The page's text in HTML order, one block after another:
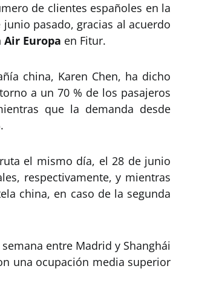
de clientes españoles en la
pasado, gracias al acuerdo
Air Europa en Fitur.
china, Karen Chen, ha dicho
a un 70 % de los pasajeros
que la demanda desde
el mismo día, el 28 de junio
respectivamente, y mientras
china, en caso de la segunda
entre Madrid y Shanghái
una ocupación media superior